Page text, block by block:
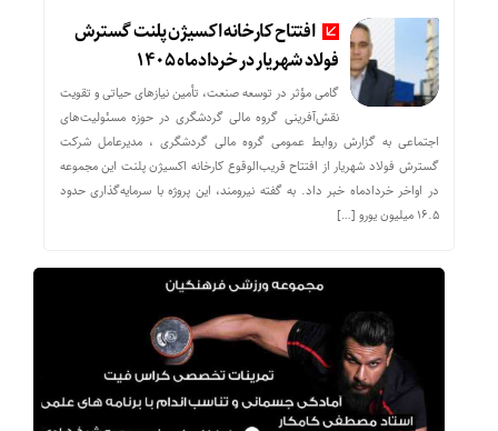
افتتاح کارخانه اکسیژن پلنت گسترش
فولاد شهریار در خردادماه ۱۴۰۵
گامی مؤثر در توسعه صنعت، تأمین نیازهای حیاتی و تقویت
نقش‌آفرینی گروه مالی گردشگری در حوزه مسئولیت‌های
اجتماعی به گزارش روابط عمومی گروه مالی گردشگری ، مدیرعامل شرکت
گسترش فولاد شهریار از افتتاح قریب‌الوقوع کارخانه اکسیژن پلنت این مجموعه
در اواخر خردادماه خبر داد. به گفته نیرومند، این پروژه با سرمایه‌گذاری حدود
۱۶.۵ میلیون یورو […]